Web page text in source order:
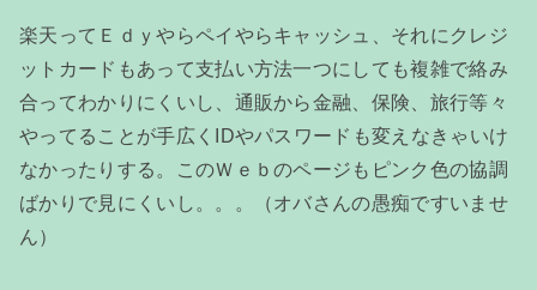
楽天ってＥｄｙやらペイやらキャッシュ、それにクレジ
ットカードもあって支払い方法一つにしても複雑で絡み
合ってわかりにくいし、通販から金融、保険、旅行等々
やってることが手広くIDやパスワードも変えなきゃいけ
なかったりする。このＷｅｂのページもピンク色の協調
ばかりで見にくいし。。。（オバさんの愚痴ですいませ
ん）